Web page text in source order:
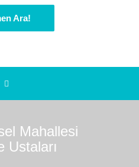
Ara!
Mahallesi
Ustaları